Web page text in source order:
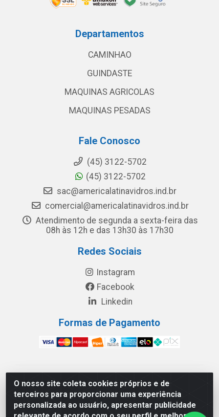
O nosso site coleta cookies próprios e de
terceiros para proporcionar uma experiência
personalizada ao usuário, apresentar publicidade
Departamentos
CAMINHAO
GUINDASTE
MAQUINAS AGRICOLAS
MAQUINAS PESADAS
Fale Conosco
(45) 3122-5702
(45) 3122-5702
sac@americalatinavidros.ind.br
comercial@americalatinavidros.ind.br
Atendimento de segunda a sexta-feira das
08h às 12h e das 13h30 às 17h30
Redes Sociais
Instagram
Facebook
Linkedin
Formas de Pagamento
América Latina Indústria e Comércio de Vidros LTDA -
CNPJ 19.813.045/0001-03 - Rua Carlos Drummond de
Andrade, 151 Núcleo Industrial III – Cascavel/PR - CEP
85.811-530